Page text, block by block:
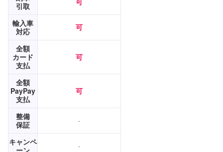
引取
輸入車
対応
可
全額
カード
支払
可
全額
PayPay
支払
可
整備
保証
-
キャンペ
ーン
-